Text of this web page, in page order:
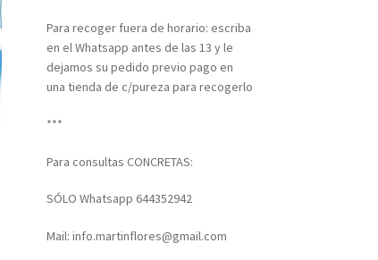
Para recoger fuera de horario: escriba
en el Whatsapp antes de las 13 y le
dejamos su pedido previo pago en
una tienda de c/pureza para recogerlo
***
Para consultas CONCRETAS:
SÓLO Whatsapp 644352942
Mail: info.martinflores@gmail.com